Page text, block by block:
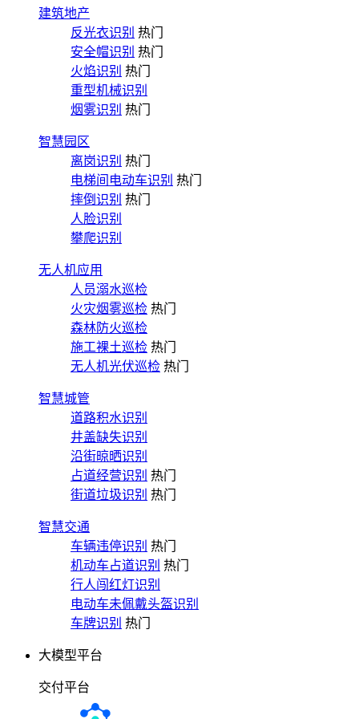
建筑地产
反光衣识别 热门
安全帽识别 热门
火焰识别 热门
重型机械识别
烟雾识别 热门
智慧园区
离岗识别 热门
电梯间电动车识别 热门
摔倒识别 热门
人脸识别
攀爬识别
无人机应用
人员溺水巡检
火灾烟雾巡检 热门
森林防火巡检
施工裸土巡检 热门
无人机光伏巡检 热门
智慧城管
道路积水识别
井盖缺失识别
沿街晾晒识别
占道经营识别 热门
街道垃圾识别 热门
智慧交通
车辆违停识别 热门
机动车占道识别 热门
行人闯红灯识别
电动车未佩戴头盔识别
车牌识别 热门
大模型平台
交付平台